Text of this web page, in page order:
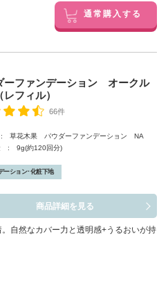
通常購入する
ーファンデーション オークル
フィル）
66件
草花木果 パウダーファンデーション NA
9g(約120回分)
ーション･化粧下地
商品詳細を見る
自然なカバー力と透明感+うるおいが持